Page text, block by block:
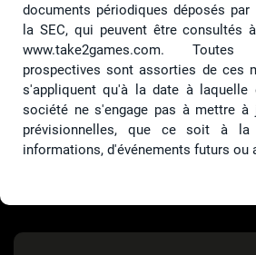
documents périodiques déposés
la SEC, qui peuvent être consultés
www.take2games.com.
prospectives sont assorties de ces
s'appliquent qu'à la date à
société ne s'engage pas à mettre à
prévisionnelles, que ce soit à la
informations, d'événements futurs ou